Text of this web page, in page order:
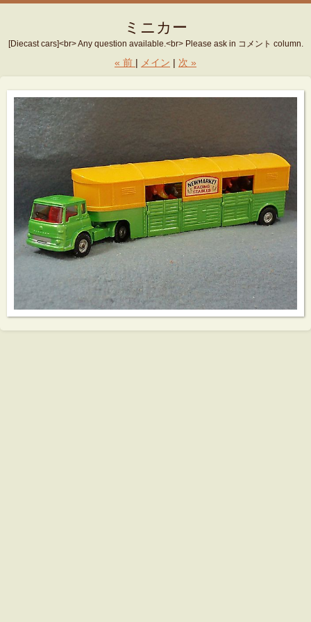
ミニカー
[Diecast cars]<br> Any question available.<br> Please ask in コメント column.
« 前 メイン 次 »